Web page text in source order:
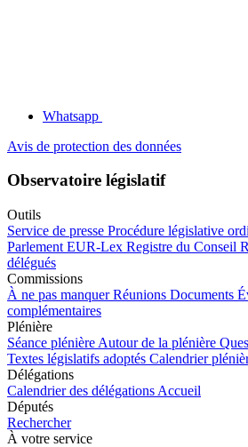
Whatsapp
Avis de protection des données
Observatoire législatif
Outils
Service de presse Procédure législative
Parlement EUR-Lex Registre du Conseil
délégués
Commissions
À ne pas manquer Réunions Documents
complémentaires
Plénière
Séance plénière Autour de la plénière
Textes législatifs adoptés Calendrier
Délégations
Calendrier des délégations Accueil
Députés
Rechercher
À votre service